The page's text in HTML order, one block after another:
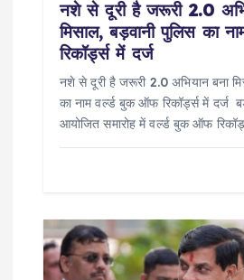
नशे से दूरी है जरूरी 2.0
मिसाल, बड़वानी पुलिस का
रिकॉर्ड्स में दर्ज
नशे से दूरी है जरूरी 2.0 अभियान बना
का नाम वर्ल्ड बुक ऑफ रिकॉर्ड्स में दर्ज
आयोजित समारोह में वर्ल्ड बुक ऑफ